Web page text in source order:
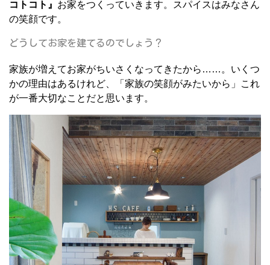
コトコト』 お家をつくっていきます。スパイスはみなさん
の笑顔です。
どうしてお家を建てるのでしょう？
家族が増えてお家がちいさくなってきたから……。いくつ
かの理由はあるけれど、「家族の笑顔がみたいから」これ
が一番大切なことだと思います。